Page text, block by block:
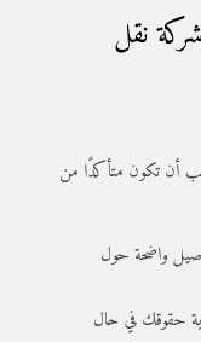
نقل
أن تكون متأكدًا من
واضحة حول
حقوقك في حال